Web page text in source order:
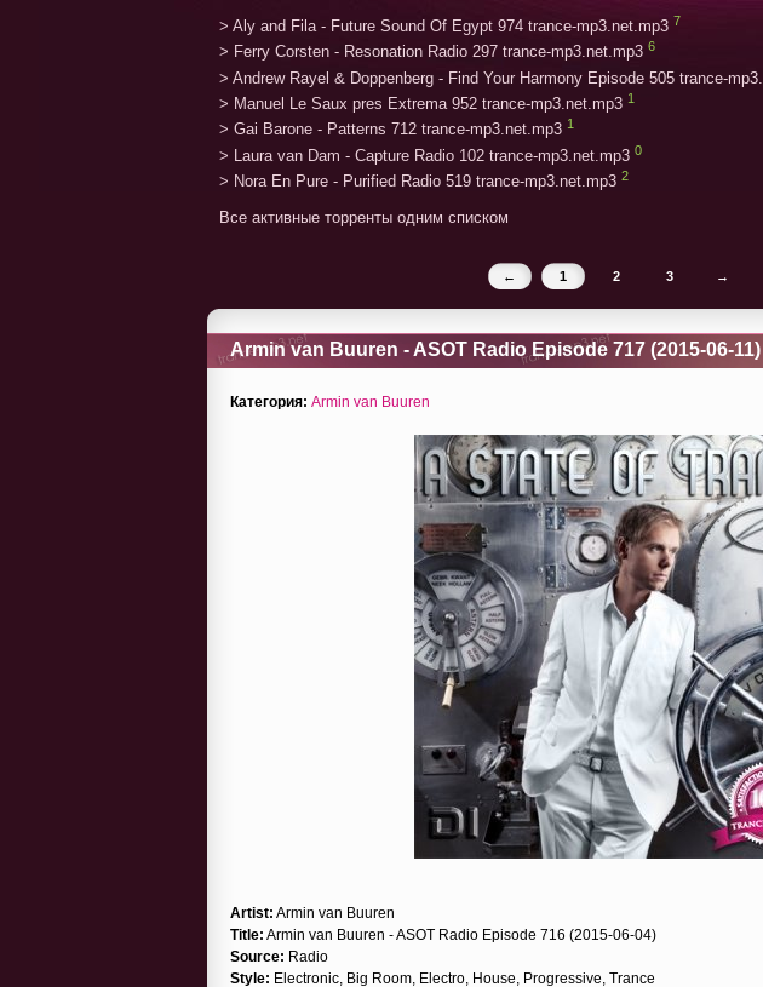
> Aly and Fila - Future Sound Of Egypt 974 trance-mp3.net.mp3 7
> Ferry Corsten - Resonation Radio 297 trance-mp3.net.mp3 6
> Andrew Rayel & Doppenberg - Find Your Harmony Episode 505 trance-
> Manuel Le Saux pres Extrema 952 trance-mp3.net.mp3 1
> Gai Barone - Patterns 712 trance-mp3.net.mp3 1
> Laura van Dam - Capture Radio 102 trance-mp3.net.mp3 0
> Nora En Pure - Purified Radio 519 trance-mp3.net.mp3 2
Все активные торренты одним списком
← 1 2 3 →
Armin van Buuren - ASOT Radio Episode 717 (2015-06-11)
Категория: Armin van Buuren
Artist: Armin van Buuren
Title: Armin van Buuren - ASOT Radio Episode 716 (2015-06-04)
Source: Radio
Style: Electronic, Big Room, Electro, House, Progressive, Trance